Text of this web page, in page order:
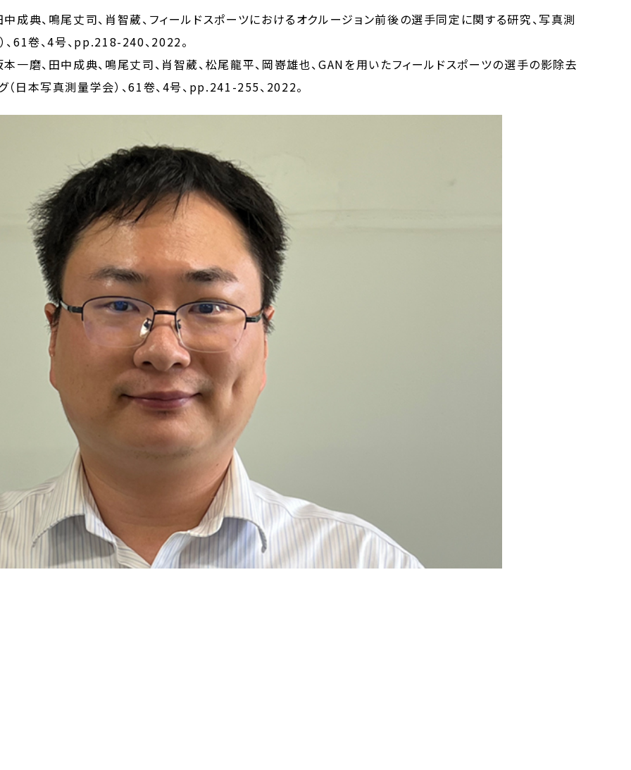
成典、鳴尾丈司、肖智葳、フィールドスポーツにおけるオクルージョン前後の選手同定に関する研究、写真測
61卷、4号、pp.218-240、2022。
一磨、田中成典、鳴尾丈司、肖智葳、松尾龍平、岡嵜雄也、GANを用いたフィールドスポーツの選手の影除去
日本写真測量学会）、61卷、4号、pp.241-255、2022。